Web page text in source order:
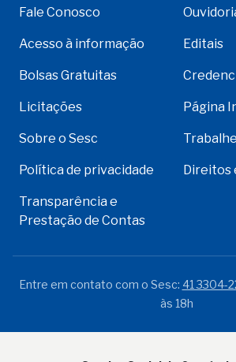
Fale Conosco
Acesso à informação Editais
Bolsas Gratuitas
Licitações Página
Sobre o Sesc
Política de privacidade Direitos
Transparência e
Prestação de Contas
Entre em contato com o Sesc: 41 3304-
às 18h